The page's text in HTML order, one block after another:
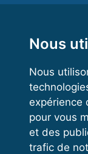
Nous
Nous
expérience
pour vous
et des
trafic de